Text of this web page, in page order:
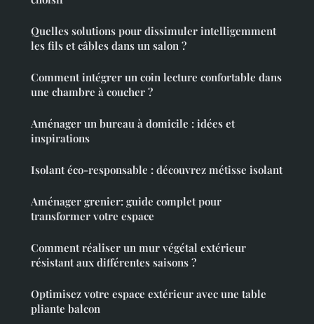
Quelles solutions pour dissimuler intelligemment
les fils et câbles dans un salon ?
Comment intégrer un coin lecture confortable dans
une chambre à coucher ?
Aménager un bureau à domicile : idées et
inspirations
Isolant éco-responsable : découvrez métisse isolant
Aménager grenier: guide complet pour
transformer votre espace
Comment réaliser un mur végétal extérieur
résistant aux différentes saisons ?
Optimisez votre espace extérieur avec une table
pliante balcon